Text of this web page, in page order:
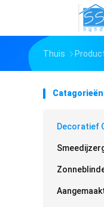
Thuis
Catagorieën
Decoratief